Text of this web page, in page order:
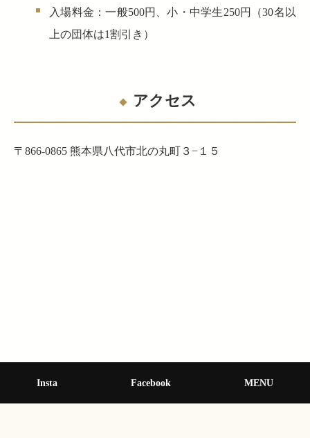
入場料金：一般500円、小・中学生250円（30名以
上の団体は1割引き）
アクセス
〒866-0865 熊本県八代市北の丸町３−１５
Insta Facebook MENU